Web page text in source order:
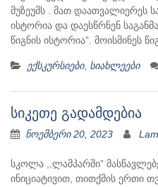
მუზეუმს . მათ დაათვალიერეს
ისტორია და დაესწრნენ
წიგნის ისტორია”. მოისმინეს
ექსკურსიები, სიახლეები
სიკეთე გადამდებია
ნოემბერი 20, 2023
სკოლა ,,ლამპარში”
ინიციატივით, თითქმის ერთი